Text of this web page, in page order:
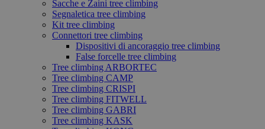
Sacche e Zaini tree climbing
Segnaletica tree climbing
Kit tree climbing
Connettori tree climbing
Dispositivi di ancoraggio tree climbing
False forcelle tree climbing
Tree climbing ARBORTEC
Tree climbing CAMP
Tree climbing CRISPI
Tree climbing FITWELL
Tree climbing GABRI
Tree climbing KASK